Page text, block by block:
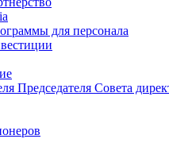
для персонала
Председателя Совета